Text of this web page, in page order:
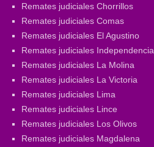
Remates judiciales Chorrillos
Remates judiciales Comas
Remates judiciales El Agustino
Remates judiciales Independencia
Remates judiciales La Molina
Remates judiciales La Victoria
Remates judiciales Lima
Remates judiciales Lince
Remates judiciales Los Olivos
Remates judiciales Magdalena